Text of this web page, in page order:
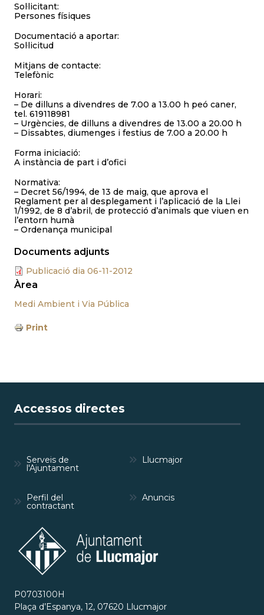
Sol·licitant:
Persones físiques
Documentació a aportar:
Sol·licitud
Mitjans de contacte:
Telefònic
Horari:
– De dilluns a divendres de 7.00 a 13.00 h peó caner,
tel. 619118981
– Urgències, de dilluns a divendres de 13.00 a 20.00 h
– Dissabtes, diumenges i festius de 7.00 a 20.00 h
Forma iniciació:
A instància de part i d’ofici
Normativa:
– Decret 56/1994, de 13 de maig, que aprova el
Reglament per al desplegament i l’aplicació de la Llei
1/1992, de 8 d’abril, de protecció d’animals que viuen en
l’entorn humà
– Ordenança municipal
Documents adjunts
Publicació dia 06-11-2012
Àrea
Medi Ambient i Via Pública
Print
Accessos directes
Serveis de
l'Ajuntament
Llucmajor
Perfil del
contractant
Anuncis
P0703100H
Plaça d’Espanya, 12, 07620 Llucmajor